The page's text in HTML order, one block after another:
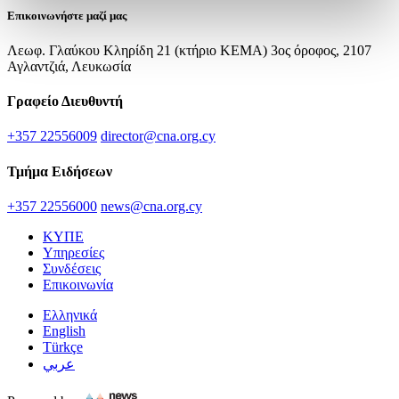
Επικοινωνήστε μαζί μας
Λεωφ. Γλαύκου Κληρίδη 21 (κτήριο ΚΕΜΑ) 3ος όροφος, 2107
Αγλαντζιά, Λευκωσία
Γραφείο Διευθυντή
+357 22556009 director@cna.org.cy
Τμήμα Ειδήσεων
+357 22556000 news@cna.org.cy
ΚΥΠΕ
Υπηρεσίες
Συνδέσεις
Επικοινωνία
Ελληνικά
English
Türkçe
عربي